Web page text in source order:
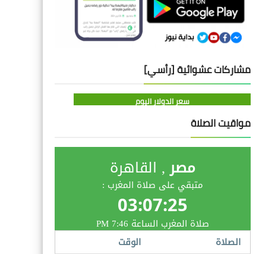
مشاركات عشوائية [رأسي]
سعر الدولار اليوم
مواقيت الصلاة